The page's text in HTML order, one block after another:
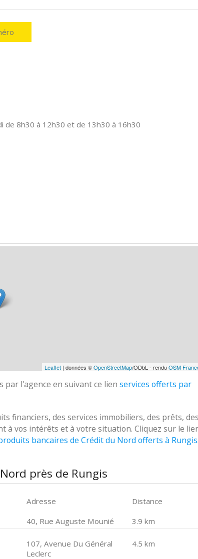
de 8h30 à 12h30 et de 13h30 à 16h30
Leaflet| données ©OpenStreetMap/ODbL - renduOSM
l'agence en suivant ce lien services offerts par
financiers, des services immobiliers, des prêts,
à vos intérêts et à votre situation. Cliquez sur le
bancaires de Crédit du Nord offerts à Rungis
près de Rungis
Adresse
Distance
40, Rue Auguste Mounié 3.9 km
107, Avenue Du Général
Leclerc
4.5 km